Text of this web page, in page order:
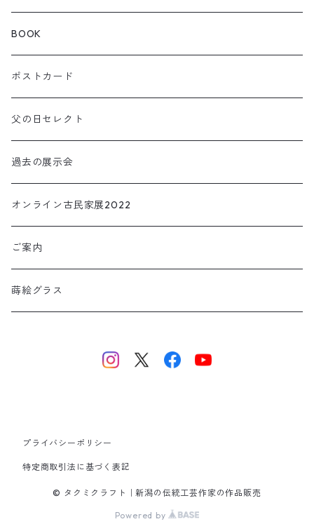
曲輪の球体
チャーム
箸おき
KOIOKI コイオキ
NEKOOKI ネコオキ
ぐい呑み・カップ
アクセサリー
小物・インテリア
TORIOKI トリオキ
BOOK
ポストカード
父の日セレクト
過去の展示会
オンライン古民家展2022
ご案内
蒔絵グラス
プライバシーポリシー
特定商取引法に基づく表記
© タクミクラフト｜新潟の伝統工芸作家の作品販売
Powered by